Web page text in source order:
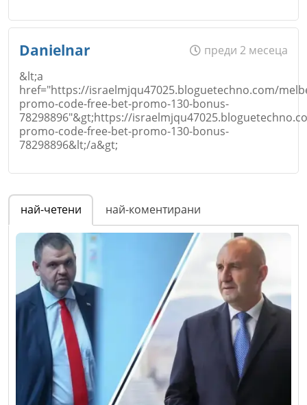
Email
Коментар*
Откажи
Danielnar
преди 2 месеца
&lt;a
href="https://israelmjqu47025.bloguetechno.com/
promo-code-free-bet-promo-130-bonus-
78298896"&gt;https://
promo-code-free-bet-promo-130-bonus-
78298896&lt;/a&gt;
Име*
Email
Коментар*
най-четени най-коментирани